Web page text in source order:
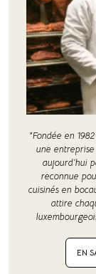
"Fondée en
une
aujourd’hui
reconnue
cuisinés en
attire
EN